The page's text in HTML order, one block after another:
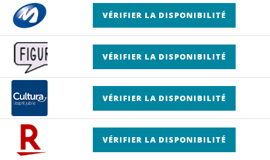
VÉRIFIER LA DISPONIBILITÉ
VÉRIFIER LA DISPONIBILITÉ
VÉRIFIER LA DISPONIBILITÉ
VÉRIFIER LA DISPONIBILITÉ